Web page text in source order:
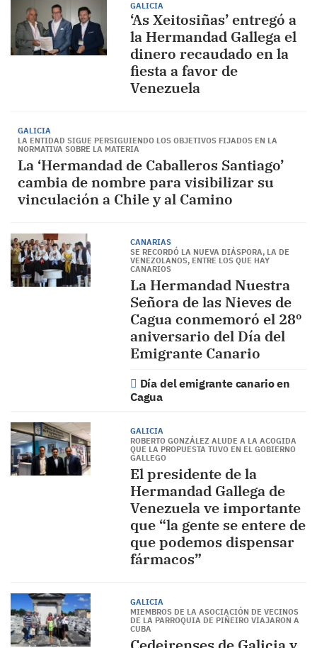
GALICIA
‘As Xeitosiñas’ entregó a
la Hermandad Gallega el
dinero recaudado en la
fiesta a favor de
Venezuela
GALICIA
LA ENTIDAD SIGUE PERSIGUIENDO LOS OBJETIVOS FIJADOS EN LA
NORMATIVA SOBRE LA MATERIA
La ‘Hermandad de Caballeros Santiago’
cambia de nombre para visibilizar su
vinculación a Chile y al Camino
CANARIAS
SE RECORDÓ LA NUEVA DIÁSPORA, LA DE
VENEZOLANOS, ENTRE LOS QUE HAY
CANARIOS
La Hermandad Nuestra
Señora de las Nieves de
Cagua conmemoró el 28º
aniversario del Día del
Emigrante Canario
Día del emigrante canario en
Cagua
GALICIA
ROBERTO GONZÁLEZ ALUDE A LA ACOGIDA
QUE LA PROPUESTA TUVO EN EL GOBIERNO
GALLEGO
El presidente de la
Hermandad Gallega de
Venezuela ve importante
que “la gente se entere de
que podemos dispensar
fármacos”
GALICIA
MIEMBROS DE LA ASOCIACIÓN DE VECINOS
DE LA PARROQUIA DE PIÑEIRO VIAJARON A
CUBA